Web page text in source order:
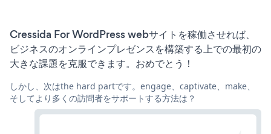
Cressida For WordPress webサイトを稼働させれば、
ビジネスのオンラインプレゼンスを構築する上での最初の
大きな課題を克服できます。おめでとう！
しかし、次はthe hard partです。engage、captivate、make、
そしてより多くの訪問者をサポートする方法は？